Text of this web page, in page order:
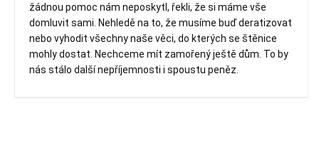
žádnou pomoc nám neposkytl, řekli, že si máme vše
domluvit sami. Nehledě na to, že musíme buď deratizovat
nebo vyhodit všechny naše věci, do kterých se štěnice
mohly dostat. Nechceme mít zamořený ještě dům. To by
nás stálo další nepříjemnosti i spoustu peněz.